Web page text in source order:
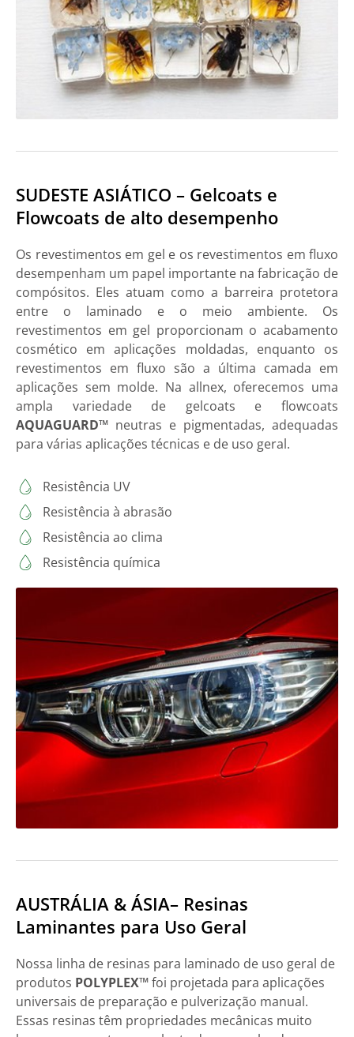
SUDESTE ASIÁTICO – Gelcoats e
Flowcoats de alto desempenho
Os revestimentos em gel e os revestimentos em fluxo
desempenham um papel importante na fabricação de
compósitos. Eles atuam como a barreira protetora
entre o laminado e o meio ambiente. Os
revestimentos em gel proporcionam o acabamento
cosmético em aplicações moldadas, enquanto os
revestimentos em fluxo são a última camada em
aplicações sem molde. Na allnex, oferecemos uma
ampla variedade de gelcoats e flowcoats
AQUAGUARD™ neutras e pigmentadas, adequadas
para várias aplicações técnicas e de uso geral.
Resistência UV
Resistência à abrasão
Resistência ao clima
Resistência química
AUSTRÁLIA & ÁSIA– Resinas
Laminantes para Uso Geral
Nossa linha de resinas para laminado de uso geral de
produtos POLYPLEX™foi projetada para aplicações
universais de preparação e pulverização manual.
Essas resinas têm propriedades mecânicas muito